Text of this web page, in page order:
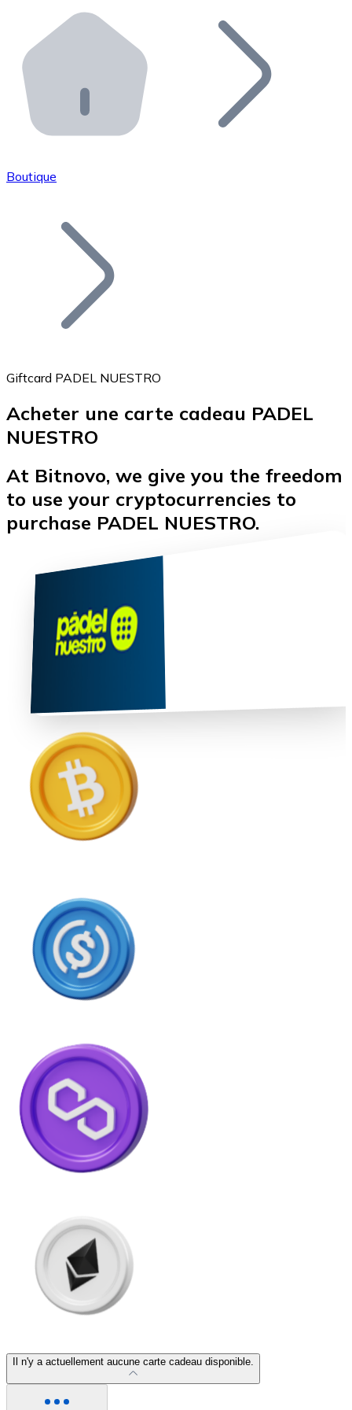
Distributeurs automatiques Bitnovo
Intégrez un ATM Bitnovo dans votre entreprise et
API Bitnovo
Intégrez notre API dans votre écosystème.
Rejoignez notre réseau de distributeurs et
Ajoutez le token de votre projet à notre service
Bitcoin
Ethereum
USDC
Litecoin
LTC
Boutique
Giftcard PADEL NUESTRO
Acheter une carte cadeau PADEL
NUESTRO
At Bitnovo, we give you the freedom
to use your cryptocurrencies to
purchase PADEL NUESTRO.
Il n'y a actuellement aucune carte cadeau disponible.